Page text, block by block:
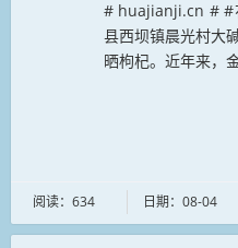
# huajianji.cn # #
县西坝镇晨光村大
晒枸杞。近年来，
阅读：634 日期：08-04